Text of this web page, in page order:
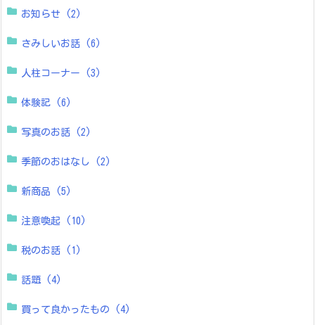
お知らせ (2)
さみしいお話 (6)
人柱コーナー (3)
体験記 (6)
写真のお話 (2)
季節のおはなし (2)
新商品 (5)
注意喚起 (10)
税のお話 (1)
話題 (4)
買って良かったもの (4)